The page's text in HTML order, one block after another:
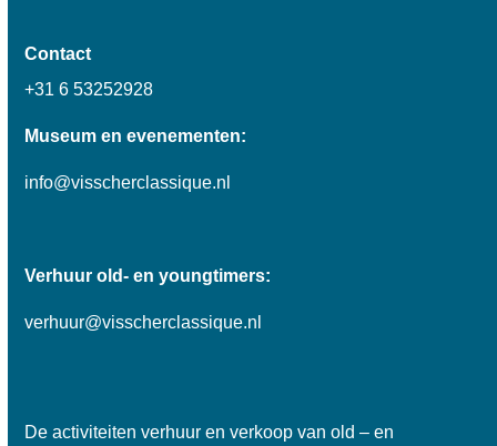
Contact
+31 6 53252928
Museum en evenementen:
info@visscherclassique.nl
Verhuur old- en youngtimers:
verhuur@visscherclassique.nl
De activiteiten verhuur en verkoop van old – en